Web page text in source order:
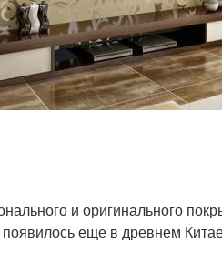
и оригинального
еще в древнем